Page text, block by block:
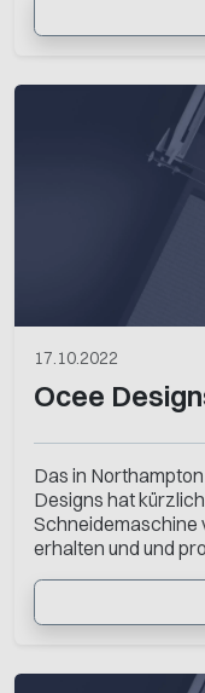
17.10.2022
Ocee
Das in
Designs hat
Schneidemaschine
erhalten und und